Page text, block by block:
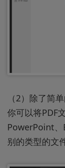
（2）除了简
你可以将PDF
PowerPoint、
别的类型的文